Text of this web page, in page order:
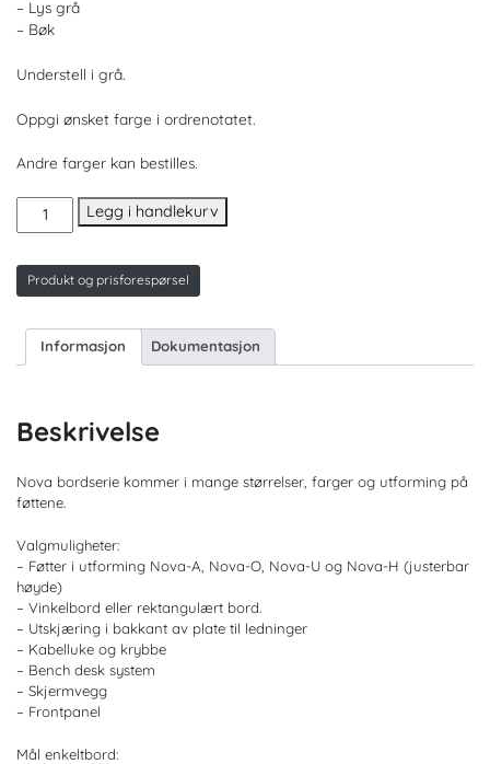
– Lys grå
– Bøk
Understell i grå.
Oppgi ønsket farge i ordrenotatet.
Andre farger kan bestilles.
Nova
A
Lagerføres
i
farger.
antall
Legg i handlekurv
Produkt og prisforespørsel
Informasjon Dokumentasjon
Beskrivelse
Nova bordserie kommer i mange størrelser, farger og utforming på
føttene.
Valgmuligheter:
– Føtter i utforming Nova-A, Nova-O, Nova-U og Nova-H (justerbar
høyde)
– Vinkelbord eller rektangulært bord.
– Utskjæring i bakkant av plate til ledninger
– Kabelluke og krybbe
– Bench desk system
– Skjermvegg
– Frontpanel
Mål enkeltbord: